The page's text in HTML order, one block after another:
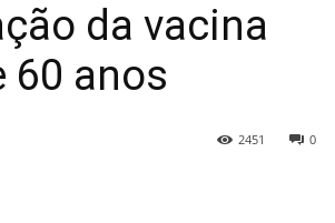
da vacina
60 anos
0
2451